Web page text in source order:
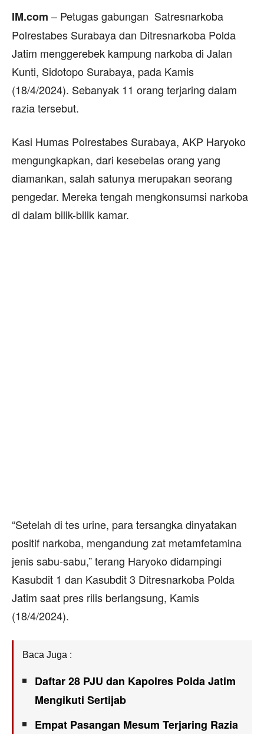
IM.com – Petugas gabungan Satresnarkoba
Polrestabes Surabaya dan Ditresnarkoba Polda
Jatim menggerebek kampung narkoba di Jalan
Kunti, Sidotopo Surabaya, pada Kamis
(18/4/2024). Sebanyak 11 orang terjaring dalam
razia tersebut.
Kasi Humas Polrestabes Surabaya, AKP Haryoko
mengungkapkan, dari kesebelas orang yang
diamankan, salah satunya merupakan seorang
pengedar. Mereka tengah mengkonsumsi narkoba
di dalam bilik-bilik kamar.
“Setelah di tes urine, para tersangka dinyatakan
positif narkoba, mengandung zat metamfetamina
jenis sabu-sabu,” terang Haryoko didampingi
Kasubdit 1 dan Kasubdit 3 Ditresnarkoba Polda
Jatim saat pres rilis berlangsung, Kamis
(18/4/2024).
Baca Juga :
Daftar 28 PJU dan Kapolres Polda Jatim
Mengikuti Sertijab
Empat Pasangan Mesum Terjaring Razia